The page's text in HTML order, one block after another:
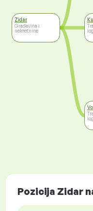
Zidar
Građevina i
nekretnine
Pozicija Zidar